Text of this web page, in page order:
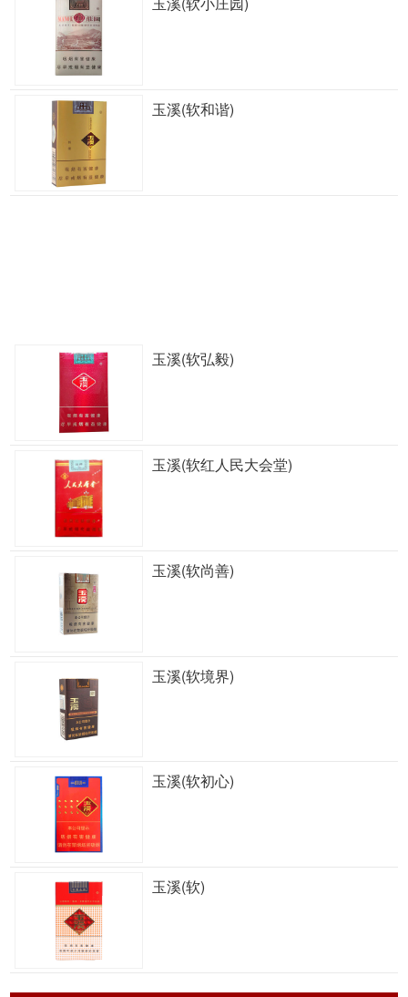
玉溪(软和谐)
玉溪(软弘毅)
玉溪(软红人民大会堂)
玉溪(软尚善)
玉溪(软境界)
玉溪(软初心)
玉溪(软)